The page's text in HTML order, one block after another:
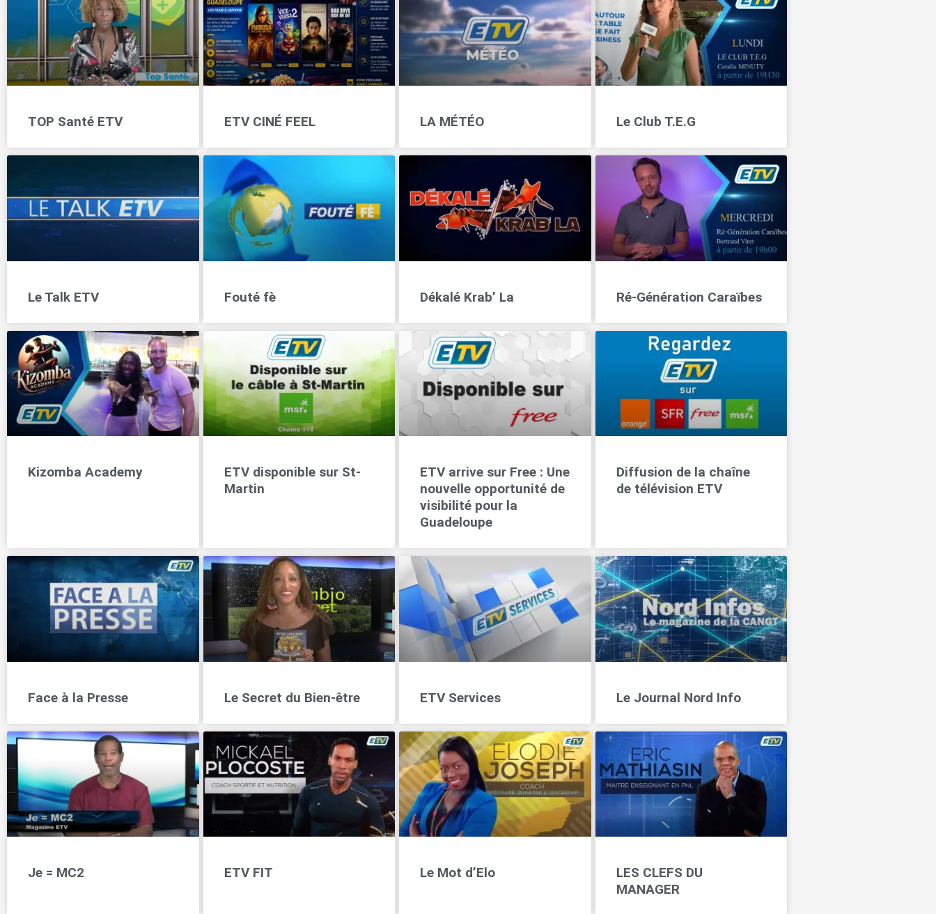
TOP Santé ETV ETV CINÉ FEEL LA MÉTÉO Le Club T.E.G
Le Talk ETV Fouté fè Dékalé Krab’ La Ré-Génération Caraïbes
Kizomba Academy
ETV disponible sur St-
Martin
ETV arrive sur Free : Une
nouvelle opportunité de
visibilité pour la
Guadeloupe
Diffusion de la chaîne
de télévision ETV
Face à la Presse Le Secret du Bien-être ETV Services Le Journal Nord Info
Je = MC2 ETV FIT Le Mot d’Elo
LES CLEFS DU
MANAGER